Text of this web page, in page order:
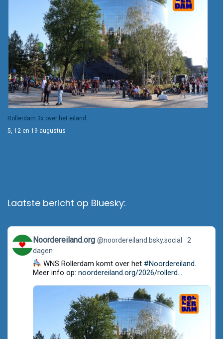
Rollerdam 3x over het eiland
5, 12 en 19 augustus
Laatste bericht op Bluesky:
View
post
by
Noordereiland.org
Bluesky
Noordereiland.org @noordereiland.bsky.social
2
dagen
WNS Rollerdam komt over het #Noordereiland
Meer info op: noordereiland.org/2026/rollerd...